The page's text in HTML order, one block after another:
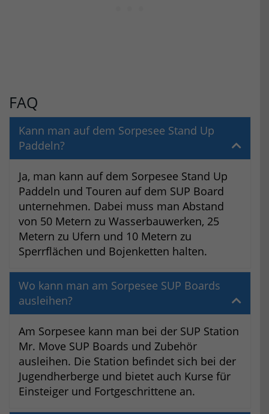
FAQ
Kann man auf dem Sorpesee Stand Up
Paddeln?
Ja, man kann auf dem Sorpesee Stand Up
Paddeln und Touren auf dem SUP Board
unternehmen. Dabei muss man Abstand
von 50 Metern zu Wasserbauwerken, 25
Metern zu Ufern und 10 Metern zu
Sperrflächen und Bojenketten halten.
Wo kann man am Sorpesee SUP Boards
ausleihen?
Am Sorpesee kann man bei der SUP Station
Mr. Move SUP Boards und Zubehör
ausleihen. Die Station befindet sich bei der
Jugendherberge und bietet auch Kurse für
Einsteiger und Fortgeschrittene an.